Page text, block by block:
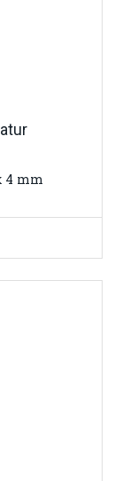
4 mm